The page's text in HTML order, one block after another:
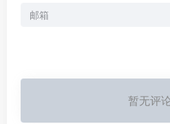
暂无评